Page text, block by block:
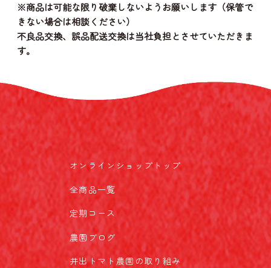
※商品は可能な限り破棄しないようお願いします（保管で
きない場合は相談ください）
不良品交換、誤品配送交換は当社負担とさせていただきま
す。
オンラインショップトップ
全商品一覧
定期コース
農園ブログ
井出トマト農園の取り組み